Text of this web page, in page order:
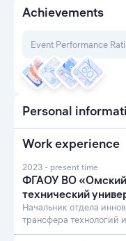
Achievements
Event Performance
Personal
Work experience
2023 - present time
ФГАОУ ВО «Омский
технический
Начальник отдела
трансфера технологий